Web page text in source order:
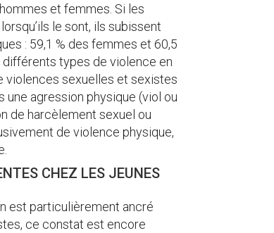
et femmes. Si les
le sont, ils subissent
: 59,1 % des femmes et 60,5
types de violence en
violences sexuelles et sexistes
une agression physique (viol ou
de harcèlement sexuel ou
de violence physique,
CHEZ LES JEUNES
est particulièrement ancré
ce constat est encore